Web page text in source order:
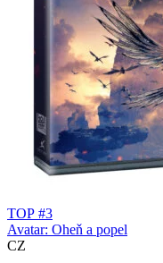
TOP #3
Avatar: Oheň a popel
CZ